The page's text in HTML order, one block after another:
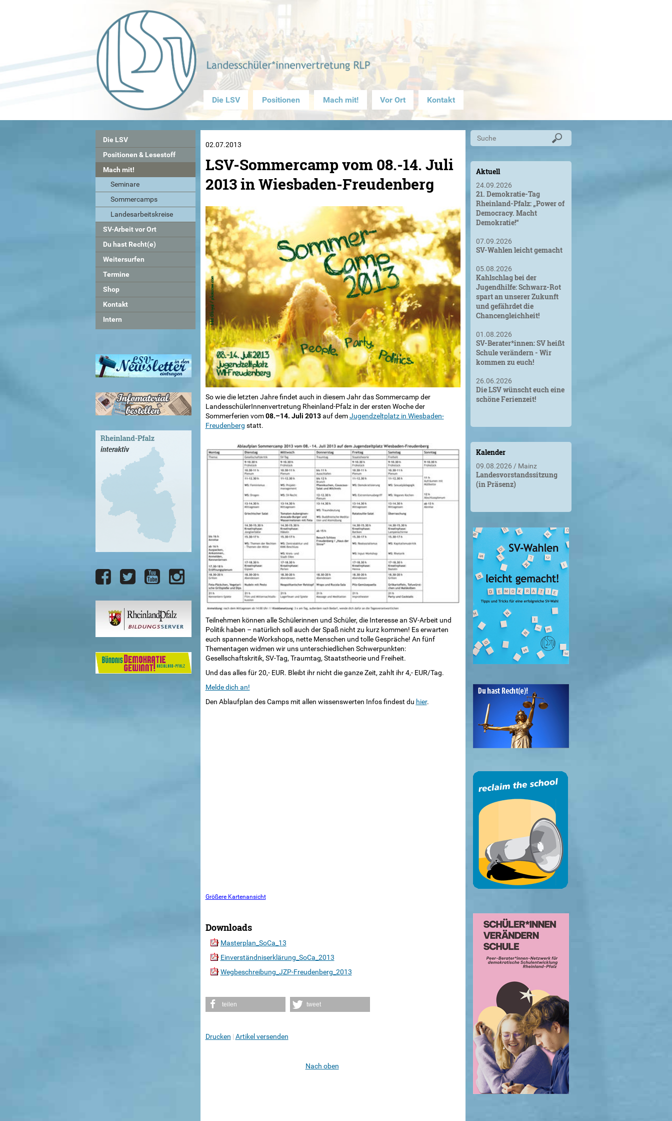
Die LSV Positionen Mach mit! Vor Ort Kontakt
Die LSV
Positionen & Lesestoff
Mach mit!
Seminare
Sommercamps
Landesarbeitskreise
SV-Arbeit vor Ort
Du hast Recht(e)
Weitersurfen
Termine
Shop
Kontakt
Intern
02.07.2013
LSV-Sommercamp vom 08.-14. Juli
2013 in Wiesbaden-Freudenberg
So wie die letzten Jahre findet auch in diesem Jahr das Sommercamp der
LandesschülerInnenvertretung Rheinland-Pfalz in der ersten Woche der
Sommerferien vom08.–14. Juli 2013auf demJugendzeltplatz in Wiesbaden-
Freudenberg statt.
Teilnehmen können alle Schülerinnen und Schüler, die Interesse an SV-Arbeit und
Politik haben – natürlich soll auch der Spaß nicht zu kurz kommen! Es erwarten
euch spannende Workshops, nette Menschen und tolle Gespräche! An fünf
Thementagen widmen wir uns unterschiedlichen Schwerpunkten:
Gesellschaftskritik, SV-Tag, Traumtag, Staatstheorie und Freiheit.
Und das alles für 20,- EUR. Bleibt ihr nicht die ganze Zeit, zahlt ihr 4,- EUR/Tag.
Melde dich an!
Den Ablaufplan des Camps mit allen wissenswerten Infos findest du hier.
Größere Kartenansicht
Downloads
Masterplan_SoCa_13
Einverständniserklärung_SoCa_2013
Wegbeschreibung_JZP-Freudenberg_2013
teilen tweet
Drucken Artikel versenden
Nach oben
Aktuell
24.09.2026
21. Demokratie-Tag
Rheinland-Pfalz: „Power of
Democracy. Macht
Demokratie!“
07.09.2026
SV-Wahlen leicht gemacht
05.08.2026
Kahlschlag bei der
Jugendhilfe: Schwarz-Rot
spart an unserer Zukunft
und gefährdet die
Chancengleichheit!
01.08.2026
SV-Berater*innen: SV heißt
Schule verändern - Wir
kommen zu euch!
26.06.2026
Die LSV wünscht euch eine
schöne Ferienzeit!
Kalender
09.08.2026 Mainz
Landesvorstandssitzung
(in Präsenz)